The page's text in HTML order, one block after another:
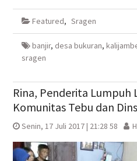
Facebook(Membuka
jendela
baru)
Twitter(Membuka
jendela
baru)
Google+
di
yang
baru)
baru)
Featured, Sragen
banjir, desa bukuran,
sragen
Rina, Penderita Lumpuh
Komunitas Tebu dan
Senin, 17 Juli 2017 | 21:28 58